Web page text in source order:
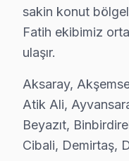
Mercan Avox
Mercan mahallesi
Fatih TV Servis
Mesihpaşa
Mesihpaşa
Fatih TV Servis
Mevlanakapı
sakin konut
Fatih ekibimiz
ulaşır.
Aksaray,
Atik Ali,
Beyazıt,
Cibali, Demirtaş,